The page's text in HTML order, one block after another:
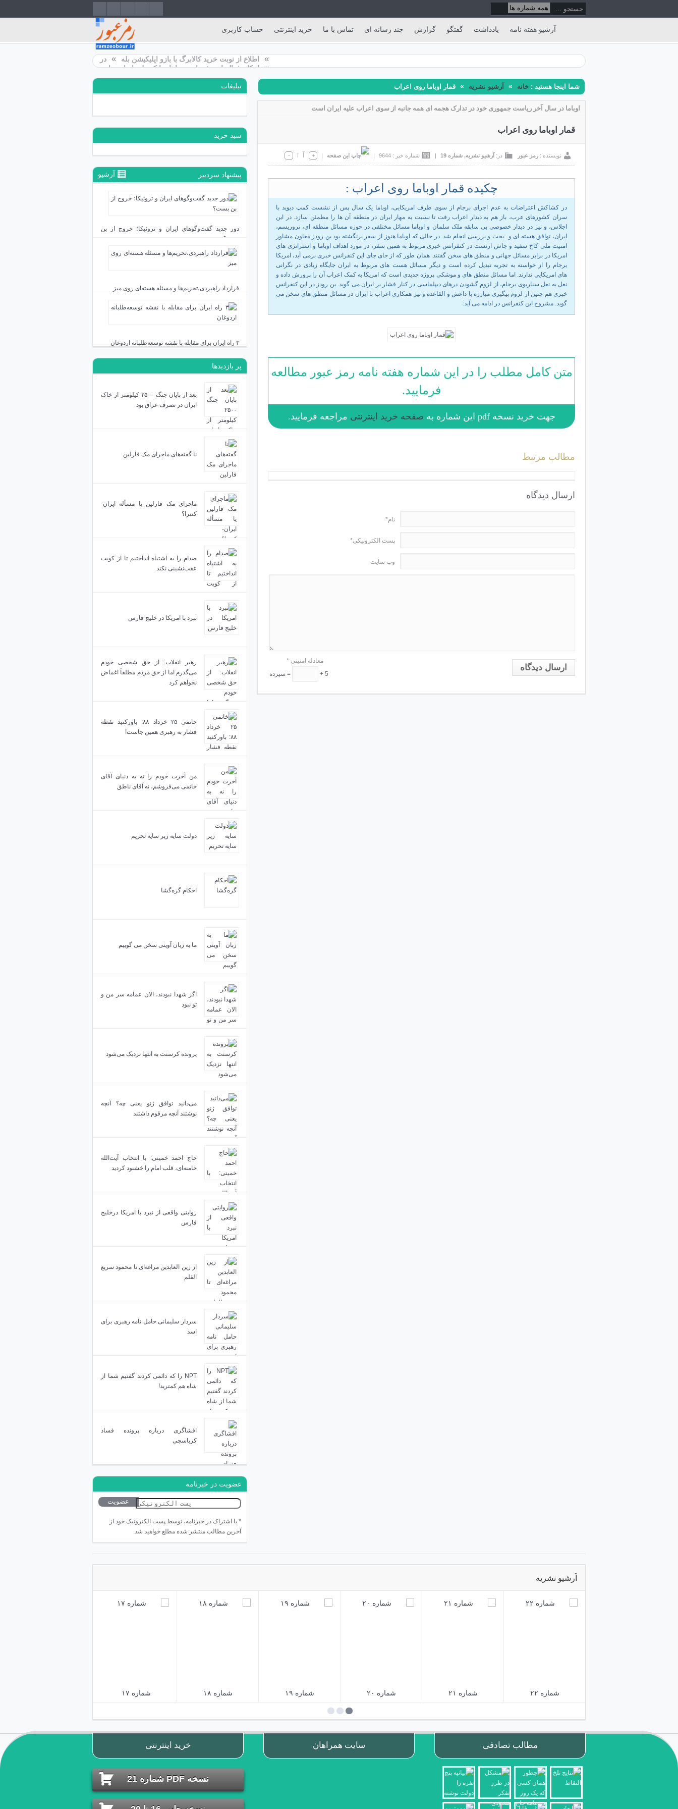
آرشیو هفته نامه یادداشت گفتگو گزارش چند رسانه ای تماس با ما خرید اینترنتی حساب کاربری
اطلاع از نوبت خرید کالابرگ با بازو اپلیکیشن بله » در بازدید از شعب و نشست با مدیران ارشد
» امکان فعالسازی خدمات «ساپتا» بانک ملی ایران برای مشتریان بانک آینده سابق فراهم شد
شما اینجا هستید : خانه » آرشیو نشریه » قمار اوباما روی اعراب
اوباما در سال آخر ریاست جمهوری خود در تدارک هجمه ای همه جانبه از سوی اعراب علیه ایران است
قمار اوباما روی اعراب
نویسنده : رمز عبور در: آرشیو نشریه, شماره 19 | شماره خبر : 9644 |
|
+ آ آ -
چکیده قمار اوباما روی اعراب :
در کشاکش اعتراضات به عدم اجرای برجام از سوی طرف امریکایی، اوباما یک سال پس از نشست کمپ دیوید با
سران کشورهای عرب، باز هم به دیدار اعراب رفت تا نسبت به مهار ایران در منطقه آن ها را مطمئن سازد. در این
اجلاس، و نیز در دیدار خصوصی بی سابقه ملک سلمان و اوباما مسائل مختلفی در حوزه مسائل منطقه ای، تروریسم،
ایران، توافق هسته ای و...بحث و بررسی انجام شد. در حالی که اوباما هنوز از سفر برنگشته بود بن رودز معاون مشاور
امنیت ملی کاخ سفید و جاش ارنست در کنفرانس خبری مربوط به همین سفر، در مورد اهداف اوباما و استراتژی های
امریکا در برابر مسائل جهانی و منطق های سخن گفتند. همان طور که از جای جای این کنفرانس خبری برمی آید، امریکا
برجام را از خواسته به تجربه تبدیل کرده است و دیگر مسائل هست های مربوط به ایران جایگاه زیادی در نگرانی
های امریکایی ندارند. اما مسائل منطق های و موشکی پروژه جدیدی است که امریکا به کمک اعراب آن را پرورش داده و
نعل به نعل سناریوی برجام، از لزوم گشودن درهای دیپلماسی در کنار فشار بر ایران می گوید. بن رودز در این کنفرانس
خبری هم چنین از لزوم پیگیری مبارزه با داعش و القاعده و نیز همکاری اعراب با ایران در مسائل منطق های سخن می
گوید. مشروح این کنفرانس در ادامه می آید:
متن کامل مطلب را در این شماره هفته نامه رمز عبور مطالعه
فرمایید.
جهت خرید نسخه pdf این شماره به صفحه خرید اینترنتی مراجعه فرمایید.
مطالب مرتبط
ارسال دیدگاه
نام*
پست الکترونیکی*
وب سایت
ارسال دیدگاه
معادله امنیتی *
5 +
= سیزده
تبلیغات
سبد خرید
پیشنهاد سردبیر آرشیو
دور جدید گفت‌وگوهای ایران و تروئیکا؛ خروج از بن
بست؟
دی ۲۴, ۱۴۰۳
قرارداد راهبردی،تحریم‌ها و مسئله هسته‌ای روی میز
دی ۲۳, ۱۴۰۳
۳ راه ایران برای مقابله با نقشه توسعه‌طلبانه اردوغان
دی ۱۹, ۱۴۰۳
پر بازدیدها
بعد از پایان جنگ ۲۵۰۰ کیلومتر از خاک
ایران در تصرف عراق بود
نا گفته‌های ماجرای مک فارلین
ماجرای مک فارلین یا مسأله ایران-
کنترا؟
صدام را به اشتباه انداختیم تا از کویت
عقب‌نشینی نکند
نبرد با امریکا در خلیج فارس
رهبر انقلاب: از حق شخصی خودم
می‌گذرم اما از حق مردم مطلقاً اغماض
نخواهم کرد
خاتمی ۲۵ خرداد ۸۸: باورکنید نقطه
فشار به رهبری همین جاست!
من آخرت خودم را نه به دنیای آقای
خاتمی می‌فروشم، نه آقای ناطق
دولت سایه زیر سایه تحریم
احکام گره‌گشا
ما به زبان آوینی سخن می گوییم
اگر شهدا نبودند، الان عمامه سر من و
تو نبود
پرونده کرسنت به انتها نزدیک می‌شود
می‌دانید توافق ژنو یعنی چه؟ آنچه
نوشتند آنچه مرقوم داشتند
حاج احمد خمینی: با انتخاب آیت‌الله
خامنه‌ای، قلب امام را خشنود کردید
روایتی واقعی از نبرد با امریکا درخلیج
فارس
از زین العابدین مراغه‌ای تا محمود سریع
القلم
سردار سلیمانی حامل نامه رهبری برای
اسد
NPT را که دائمی کردند گفتیم شما از
شاه هم کمترید!
افشاگری درباره پرونده فساد
کرباسچی
عضویت در خبرنامه
* با اشتراک در خبرنامه، توسط پست الکترونیک خود از
آخرین مطالب منتشر شده مطلع خواهید شد.
آرشیو نشریه
شماره ۲۲ شماره ۲۱ شماره ۲۰ شماره ۱۹ شماره ۱۸ شماره ۱۷
مطالب تصادفی سایت همراهان خرید اینترنتی
نسخه PDF شماره 21